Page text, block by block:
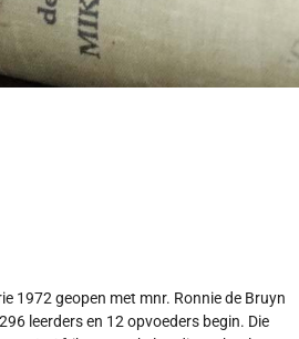
1972 geopen met mnr. Ronnie de Bruyn
leerders en 12 opvoeders begin. Die